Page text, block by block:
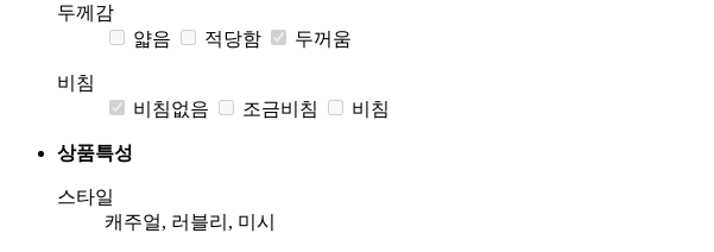
두께감
얇음
적당함 두꺼움
비침
비침없음
조금비침 비침
상품특성
스타일
캐주얼, 러블리, 미시